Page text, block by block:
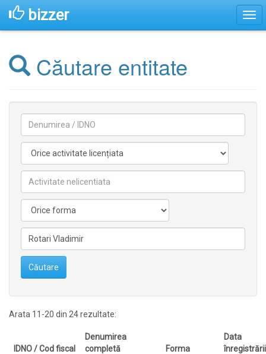
bizzer
Căutare entitate
licentiata
nelicentiata
Căutare
Arata 11-20 din 24 rezultate:
IDNO / Cod fiscal
Denumirea
completă
Forma
Data
înregistrării